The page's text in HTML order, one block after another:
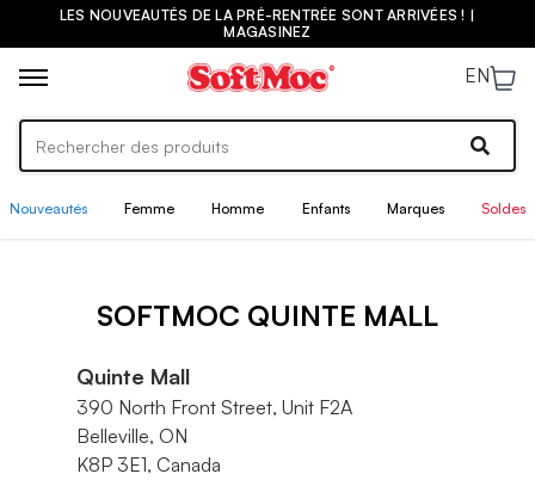
LES NOUVEAUTÉS DE LA PRÉ-RENTRÉE SONT ARRIVÉES ! |
MAGASINEZ
EN
Nouveautés Femme Homme Enfants Marques Soldes
SOFTMOC QUINTE MALL
Quinte Mall
390 North Front Street, Unit F2A
Belleville, ON
K8P 3E1, Canada